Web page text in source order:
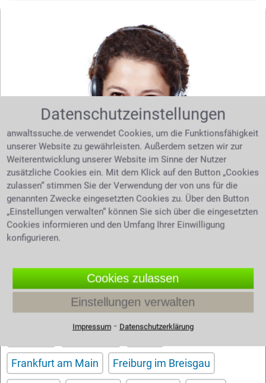
Sie benötigen Hilfe bei Ihrer Suche nach dem
richtigen Anwalt? Dann schreiben Sie uns über
unserKontaktformular. Wir helfen Ihnen kostenlos
und unverbindlich.
Filtern nach Großstädten
Aachen Berlin Bonn Bremen Dortmund
Frankfurt am Main Freiburg im Breisgau
Datenschutzeinstellungen
anwaltssuche.de verwendet Cookies, um die Funktionsfähigkeit
unserer Website zu gewährleisten. Außerdem setzen wir zur
Weiterentwicklung unserer Website im Sinne der Nutzer
zusätzliche Cookies ein. Mit dem Klick auf den Button „Cookies
zulassen“ stimmen Sie der Verwendung der von uns für die
genannten Zwecke eingesetzten Cookies zu. Über den Button
„Einstellungen verwalten“ können Sie sich über die eingesetzten
Cookies informieren und den Umfang Ihrer Einwilligung
konfigurieren.
Cookies zulassen
Einstellungen verwalten
Impressum⁃ Datenschutzerklärung